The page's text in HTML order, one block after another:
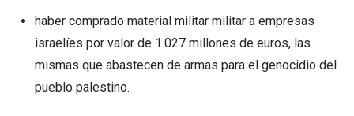
haber comprado material militar militar a empresas
israelíes por valor de 1.027 millones de euros, las
mismas que abastecen de armas para el genocidio del
pueblo palestino.